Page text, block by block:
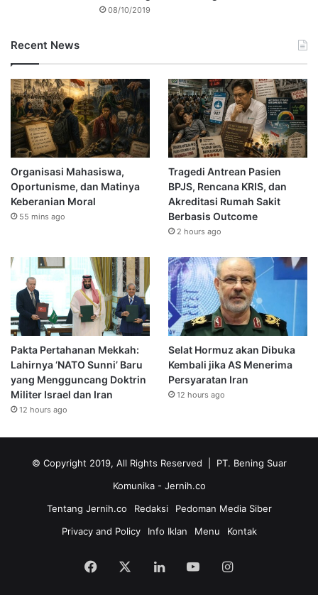
08/10/2019
Recent News
Organisasi Mahasiswa,
Oportunisme, dan Matinya
Keberanian Moral
55 mins ago
Tragedi Antrean Pasien
BPJS, Rencana KRIS, dan
Akreditasi Rumah Sakit
Berbasis Outcome
2 hours ago
Pakta Pertahanan Mekkah:
Lahirnya ‘NATO Sunni’ Baru
yang Mengguncang Doktrin
Militer Israel dan Iran
12 hours ago
Selat Hormuz akan Dibuka
Kembali jika AS Menerima
Persyaratan Iran
12 hours ago
© Copyright 2019, All Rights Reserved | PT. Bening Suar
Komunika - Jernih.co
Tentang Jernih.co
Redaksi
Pedoman Media Siber
Privacy and Policy
Info Iklan Menu Kontak
Facebook LinkedInYouTubeInstagram